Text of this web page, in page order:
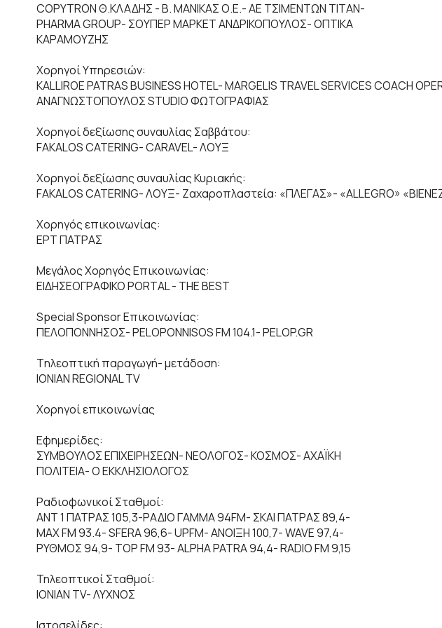
COPYTRON Θ.ΚΛΑΔΗΣ - Β. ΜΑΝΙΚΑΣ Ο.Ε.- ΑΕ ΤΣΙΜΕΝΤΩΝ TITAN-
PHARMA GROUP- ΣΟΥΠΕΡ ΜΑΡΚΕΤ ΑΝΔΡΙΚΟΠΟΥΛΟΣ- ΟΠΤΙΚΑ
ΚΑΡΑΜΟΥΖΗΣ
Χορηγοί Υπηρεσιών:
KALLIROE PATRAS BUSINESS HOTEL- MARGELIS TRAVEL SERVICES
ΑΝΑΓΝΩΣΤΟΠΟΥΛΟΣ STUDIO ΦΩΤΟΓΡΑΦΙΑΣ
Χορηγοί δεξίωσης συναυλίας Σαββάτου:
FAKALOS CATERING- CARAVEL- ΛΟΥΞ
Χορηγοί δεξίωσης συναυλίας Κυριακής:
FAKALOS CATERING- ΛΟΥΞ- Ζαχαροπλαστεία: «ΠΛΕΓΑΣ»- «ALLEGRO»
Χορηγός επικοινωνίας:
ΕΡΤ ΠΑΤΡΑΣ
Μεγάλος Χορηγός Επικοινωνίας:
ΕΙΔΗΣΕΟΓΡΑΦΙΚΟ PORTAL - THE BEST
Special Sponsor Επικοινωνίας:
ΠΕΛΟΠΟΝΝΗΣΟΣ- PELOPONNISOS FM 104.1- PELOP.GR
Tηλεοπτική παραγωγή- μετάδοση:
IONIAN REGIONAL TV
Χορηγοί επικοινωνίας
Εφημερίδες:
ΣΥΜΒΟΥΛΟΣ ΕΠΙΧΕΙΡΗΣΕΩΝ- ΝΕΟΛΟΓΟΣ- ΚΟΣΜΟΣ- ΑΧΑΪΚΗ
ΠΟΛΙΤΕΙΑ- Ο ΕΚΚΛΗΣΙΟΛΟΓΟΣ
Ραδιοφωνικοί Σταθμοί:
ANT 1 ΠΑΤΡΑΣ 105,3-ΡΑΔΙΟ ΓΑΜΜΑ 94FM- ΣΚΑΙ ΠΑΤΡΑΣ 89,4-
MAX FM 93.4- SFERA 96,6- UPFM- ΑΝΟΙΞΗ 100,7- WAVE 97,4-
ΡΥΘΜΟΣ 94,9- TOP FM 93- ALPHA PATRA 94,4- RADIO FM 9,15
Τηλεοπτικοί Σταθμοί:
IONIAN TV- ΛΥΧΝΟΣ